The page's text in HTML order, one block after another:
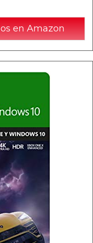
en Amazon